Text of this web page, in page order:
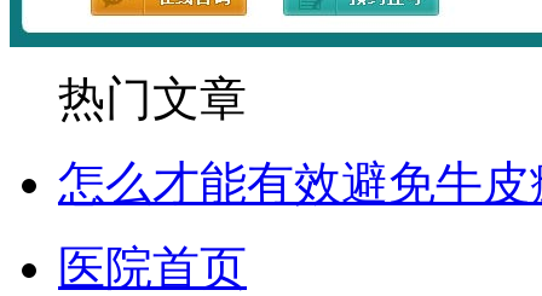
热门文章
怎么才能有效避免牛皮
医院首页